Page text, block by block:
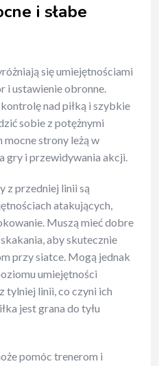
i słabe
się umiejętnościami
i ustawienie obronne.
nad piłką i szybkie
sobie z potężnymi
strony leżą w
gry i przewidywania akcji.
z przedniej linii są
atakujących,
Muszą mieć dobre
aby skutecznie
przy siatce. Mogą jednak
umiejętności
tylniej linii, co czyni ich
jest grana do tyłu
pomóc trenerom i